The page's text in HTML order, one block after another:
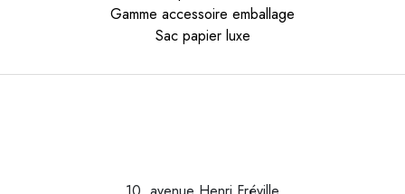
Gamme accessoire emballage
Sac papier luxe